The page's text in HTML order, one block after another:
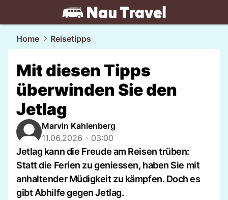
travel.NAU.ch
Home Reisetipps
Mit diesen Tipps
überwinden Sie den
Jetlag
Marvin Kahlenberg
11.06.2026 - 03:00
Jetlag kann die Freude am Reisen trüben:
Statt die Ferien zu geniessen, haben Sie mit
anhaltender Müdigkeit zu kämpfen. Doch es
gibt Abhilfe gegen Jetlag.